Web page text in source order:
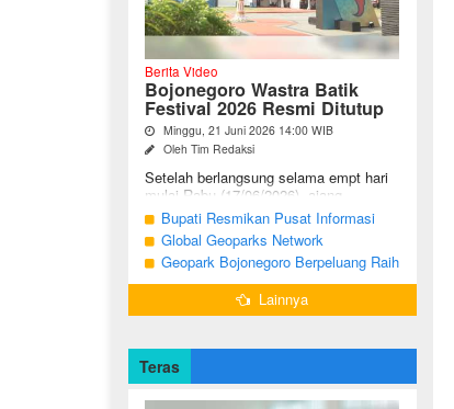
Berita Video
Bojonegoro Wastra Batik
Festival 2026 Resmi Ditutup
Minggu, 21 Juni 2026 14:00 WIB
Oleh Tim Redaksi
Setelah berlangsung selama empt hari
mulai Rabu (17/06/2026), ajang
Bojonegoro Wastra Batik Festival
(BWBF) 2026 resmi ditutup oleh Ketua
Dekranasda ...
Bupati Resmikan Pusat Informasi
Geologi Geopark Bojonegoro
Global Geoparks Network
Association Kunjungi Sejumlah
Geosite di Bojonegoro
Geopark Bojonegoro Berpeluang Raih
UNESCO Global Geopark
Lainnya
Teras